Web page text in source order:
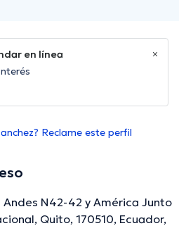
en línea
Reclame este perfil
Andes N42-42 y América Junto
Quito, 170510, Ecuador,